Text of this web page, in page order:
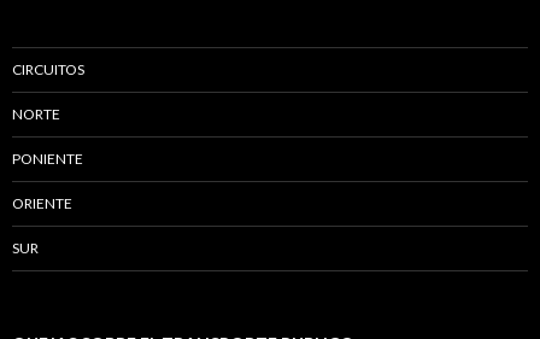
CIRCUITOS
NORTE
PONIENTE
ORIENTE
SUR